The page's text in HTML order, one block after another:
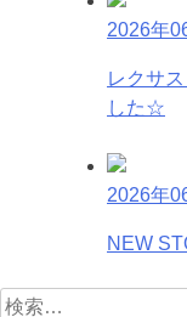
2026年
レクサ
した☆
2026年
NEW
検